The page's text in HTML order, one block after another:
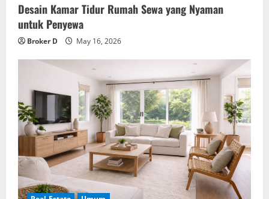
Desain Kamar Tidur Rumah Sewa yang Nyaman
untuk Penyewa
Broker D May 16, 2026